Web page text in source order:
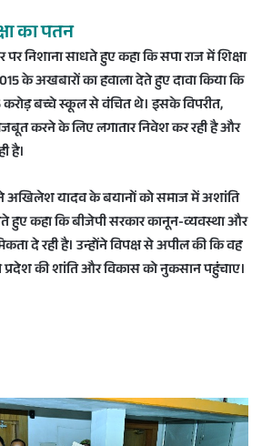
का पतन
निशाना साधते हुए कहा कि सपा राज में शिक्षा
के अखबारों का हवाला देते हुए दावा किया कि
करोड़ बच्चे स्कूल से वंचित थे। इसके विपरीत,
करने के लिए लगातार निवेश कर रही है और
है।
अखिलेश यादव के बयानों को समाज में अशांति
हुए कहा कि बीजेपी सरकार कानून-व्यवस्था और
दे रही है। उन्होंने विपक्ष से अपील की कि वह
की शांति और विकास को नुकसान पहुंचाए।